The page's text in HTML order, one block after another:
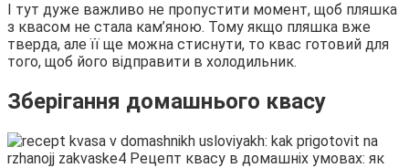
І тут дуже важливо не пропустити момент, щоб пляшка
з квасом не стала кам’яною. Тому якщо пляшка вже
тверда, але її ще можна стиснути, то квас готовий для
того, щоб його відправити в холодильник.
Зберігання домашнього квасу